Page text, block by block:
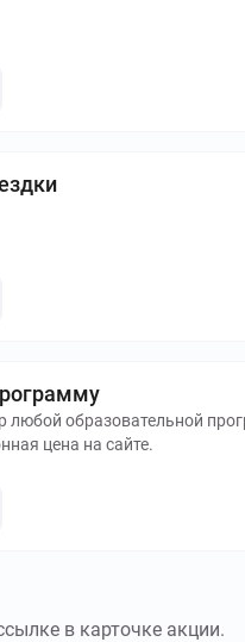
любой образовательной
цена на сайте.
в карточке акции.